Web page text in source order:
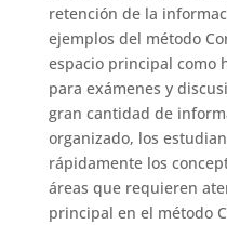
retención de la
ejemplos del método
espacio principal como
para exámenes y
gran cantidad de
organizado, los
rápidamente los
áreas que requieren
principal en el método